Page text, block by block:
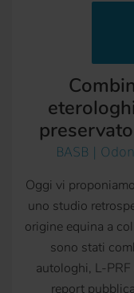
BASB |
Oggi vi
uno studio
origine equina a
sono stati
autologhi, L-
report